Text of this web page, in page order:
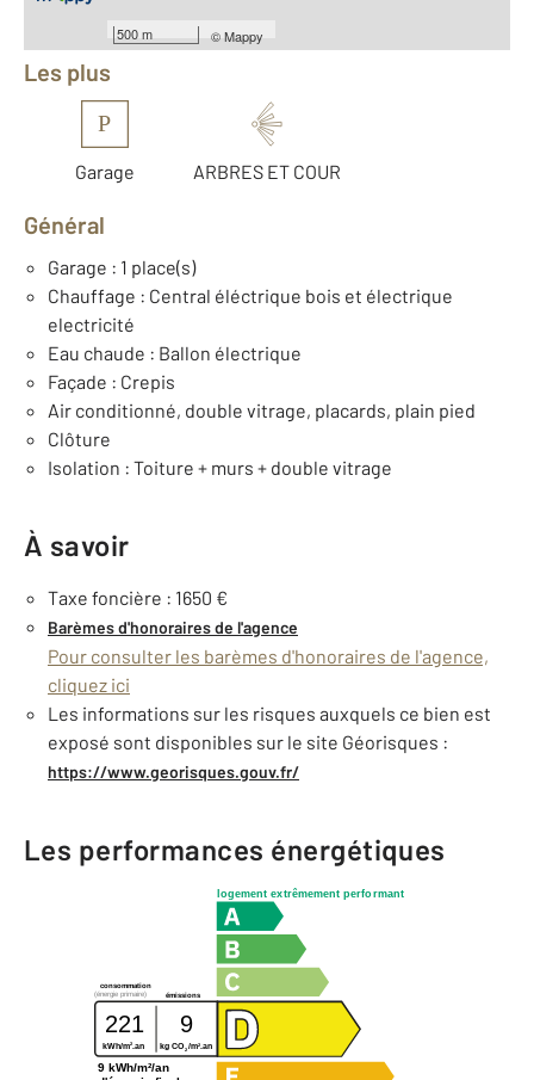
500 m ©Mappy
Équipements
Les plus
P
Garage ARBRES ET COUR
Général
Garage : 1 place(s)
Chauffage : Central éléctrique bois et électrique
electricité
Eau chaude : Ballon électrique
Façade : Crepis
Air conditionné, double vitrage, placards, plain pied
Clôture
Isolation : Toiture + murs + double vitrage
À savoir
Taxe foncière : 1650 €
Barèmes d'honoraires de l'agence
Pour consulter les barèmes d'honoraires de l'agence,
cliquez ici
Les informations sur les risques auxquels ce bien est
exposé sont disponibles sur le site Géorisques :
https://www.georisques.gouv.fr/
Les performances énergétiques
logement extrêmement performant
consommation
émissions
(énergie primaire)
221 9
kWh/m2.an kg CO2 /m2 .an
9 kWh/m²/an